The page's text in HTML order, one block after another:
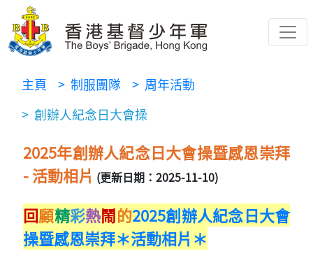
主頁 > 制服團隊 > 周年活動
> 創辦人紀念日大會操
2025年創辦人紀念日大會操暨感恩崇拜
- 活動相片 (更新日期：2025-11-10)
回顧精彩熱鬧的2025創辦人紀念日大會
操暨感恩崇拜＊活動相片＊